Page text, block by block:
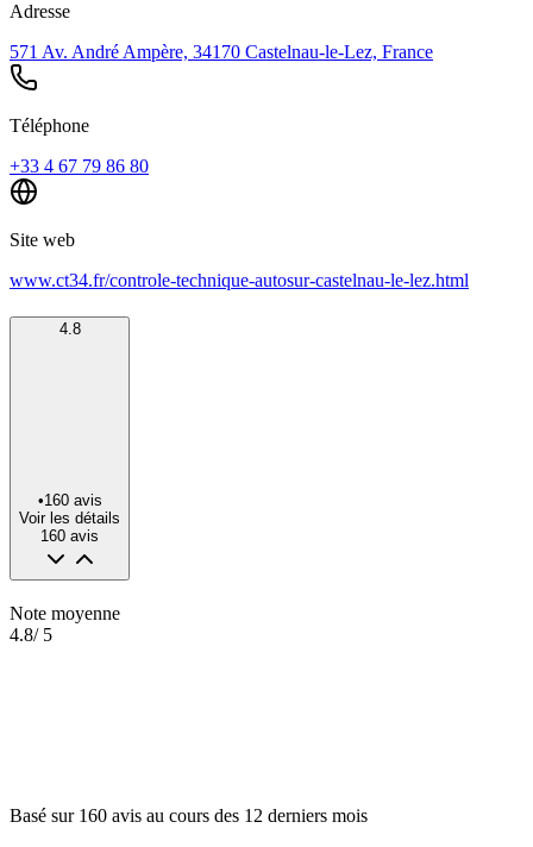
Adresse
571 Av. André Ampère, 34170 Castelnau-le-Lez, France
Téléphone
+33 4 67 79 86 80
Site web
www.ct34.fr/controle-technique-autosur-castelnau-le-lez.html
4.8
•160 avis
Voir les détails
160 avis
Note moyenne
4.8/ 5
Basé sur 160 avis au cours des 12 derniers mois